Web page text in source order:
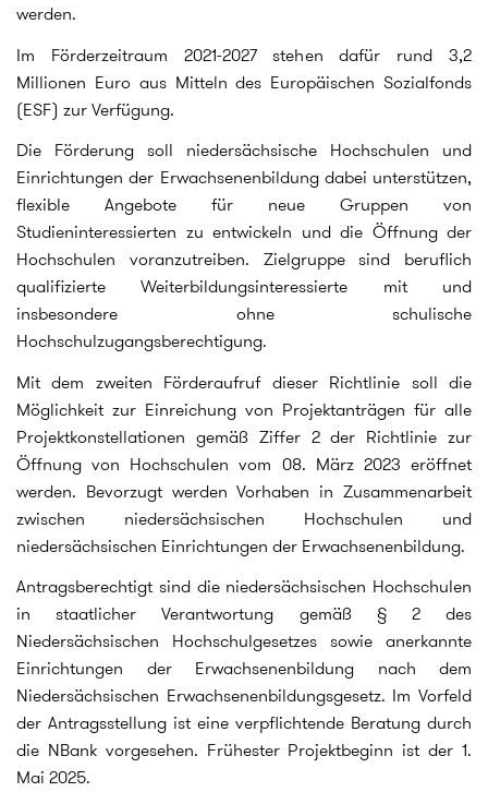
werden.
Im Förderzeitraum 2021-2027 stehen dafür rund 3,2
Millionen Euro aus Mitteln des Europäischen Sozialfonds
(ESF) zur Verfügung.
Die Förderung soll niedersächsische Hochschulen und
Einrichtungen der Erwachsenenbildung dabei unterstützen,
flexible Angebote für neue Gruppen von
Studieninteressierten zu entwickeln und die Öffnung der
Hochschulen voranzutreiben. Zielgruppe sind beruflich
qualifizierte Weiterbildungsinteressierte mit und
insbesondere ohne schulische
Hochschulzugangsberechtigung.
Mit dem zweiten Förderaufruf dieser Richtlinie soll die
Möglichkeit zur Einreichung von Projektanträgen für alle
Projektkonstellationen gemäß Ziffer 2 der Richtlinie zur
Öffnung von Hochschulen vom 08. März 2023 eröffnet
werden. Bevorzugt werden Vorhaben in Zusammenarbeit
zwischen niedersächsischen Hochschulen und
niedersächsischen Einrichtungen der Erwachsenenbildung.
Antragsberechtigt sind die niedersächsischen Hochschulen
in staatlicher Verantwortung gemäß § 2 des
Niedersächsischen Hochschulgesetzes sowie anerkannte
Einrichtungen der Erwachsenenbildung nach dem
Niedersächsischen Erwachsenenbildungsgesetz. Im Vorfeld
der Antragsstellung ist eine verpflichtende Beratung durch
die NBank vorgesehen. Frühester Projektbeginn ist der 1.
Mai 2025.